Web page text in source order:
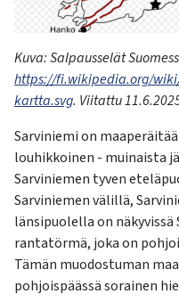
Kuva:Salpausselät
https://fi.wikipedia.org/
kartta.svg. Viitattu
Sarviniemi on
louhikkoinen - muinaista
Sarviniemen tyven
Sarviniemen välillä,
länsipuolella on
rantatörmä, joka on
Tämän muodostuman
pohjoispäässä sorainen